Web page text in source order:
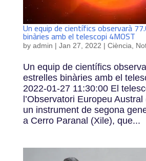
Un equip de científics observarà
binàries amb el telescopi 4MOST
by admin | Jan 27, 2022 | Ciència,
Un equip de científics
estrelles binàries amb el
2022-01-27 11:30:00 El
l’Observatori Europeu
un instrument de segona
a Cerro Paranal (Xile), que...